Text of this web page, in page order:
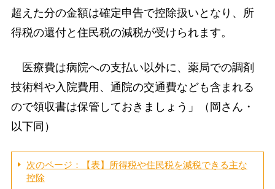
超えた分の金額は確定申告で控除扱いとなり、所
得税の還付と住民税の減税が受けられます。
医療費は病院への支払い以外に、薬局での調剤
技術料や入院費用、通院の交通費なども含まれる
ので領収書は保管しておきましょう」（岡さん・
以下同）
次のページ：【表】所得税や住民税を減税できる主な
控除